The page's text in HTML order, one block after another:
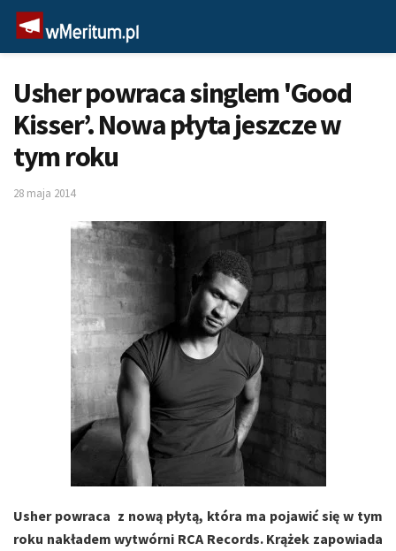
Usher powraca singlem 'Good
Kisser’. Nowa płyta jeszcze w
tym roku
28 maja 2014
Usher powraca z nową płytą, która ma pojawić się w tym
roku nakładem wytwórni RCA Records. Krążek zapowiada